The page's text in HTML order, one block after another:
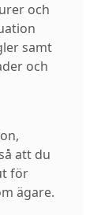
och
samt
och
att du
för
ägare.